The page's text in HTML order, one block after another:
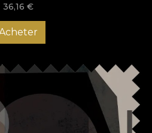
36,16 €